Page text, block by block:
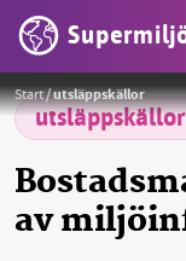
OM OSS
Start/utsläppskällor
utsläppskällor
av